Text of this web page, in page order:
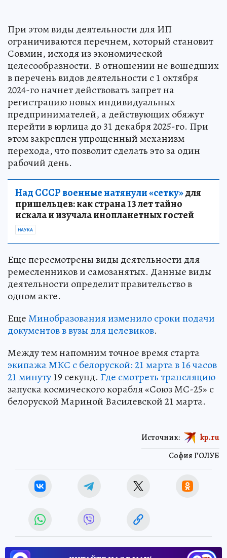
При этом виды деятельности для ИП
ограничиваются перечнем, который становит
Совмин, исходя из экономической
целесообразности. В отношении не вошедших
в перечень видов деятельности с 1 октября
2024-го начнет действовать запрет на
регистрацию новых индивидуальных
предпринимателей, а действующих обяжут
перейти в юрлица до 31 декабря 2025-го. При
этом закреплен упрощенный механизм
перехода, что позволит сделать это за один
рабочий день.
Над СССР военные натянули «сетку»для
пришельцев: как страна 13 лет тайно
искала и изучала инопланетных гостей
НАУКА
Еще пересмотрены виды деятельности для
ремесленников и самозанятых. Данные виды
деятельности определит правительство в
одном акте.
ЕщеМинобразования изменило сроки подачи
документов в вузы для целевиков.
Между тем напомним точное время старта
экипажа МКС с белоруской: 21 марта в 16 часов
21 минуту19 секунд. Где смотреть трансляцию
запуска космического корабля «Союз МС-25» с
белоруской Мариной Василевской 21 марта.
София ГОЛУБ
Источник: kp.ru